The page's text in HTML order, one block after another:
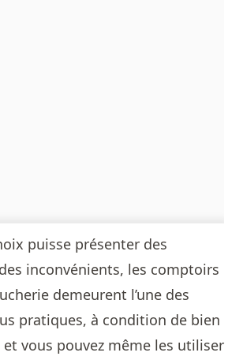
puisse présenter des
inconvénients, les comptoirs
demeurent l’une des
pratiques, à condition de bien
vous pouvez même les utiliser